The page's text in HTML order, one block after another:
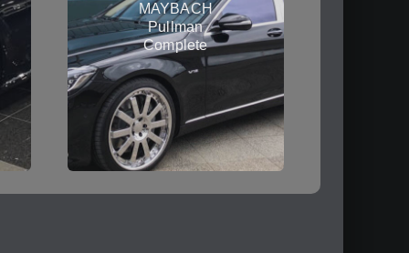
MAYBACH
Pullman
Complete